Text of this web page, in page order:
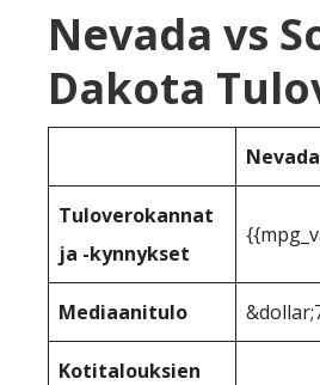
Nevada vs
Dakota
Nevada
Tuloverokannat
ja -kynnykset
Mediaanitulo
Kotitalouksien